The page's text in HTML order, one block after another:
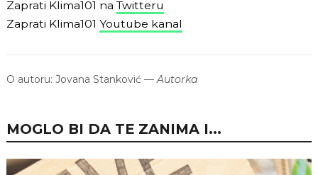
Zaprati Klima101 na Twitteru
Zaprati Klima101 Youtube kanal
O autoru: Jovana Stanković —Autorka
MOGLO BI DA TE ZANIMA I...